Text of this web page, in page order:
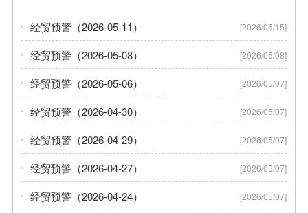
经贸预警（2026-05-11） [2026/05/15]
经贸预警（2026-05-08） [2026/05/08]
经贸预警（2026-05-06） [2026/05/07]
经贸预警（2026-04-30） [2026/05/07]
经贸预警（2026-04-29） [2026/05/07]
经贸预警（2026-04-27） [2026/05/07]
经贸预警（2026-04-24） [2026/05/07]